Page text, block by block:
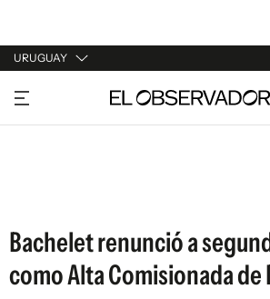
URUGUAY
URUGUAY
ARGENTINA
Bachelet renunció a
como Alta Comisionada de